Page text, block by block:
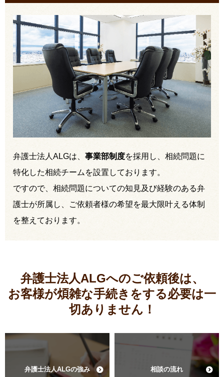
弁護士法人ALGは、 事業部制度を採用し、相続問題に
特化した相続チームを設置しております。
ですので、相続問題についての知見及び経験のある弁
護士が所属し、ご依頼者様の希望を最大限叶える体制
を整えております。
弁護士法人ALGへのご依頼後は、
お客様が煩雑な手続きをする必要は一
切ありません！
弁護士法人ALGの強み 相談の流れ